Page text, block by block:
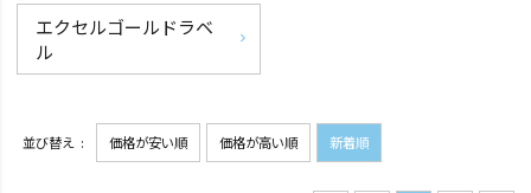
エクセルゴールドラベ
ル
並び替え 価格が安い順 価格が高い順 新着順